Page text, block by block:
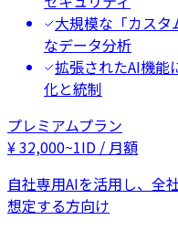
大規模な「カス
なデータ分析
拡張されたAI機能
化と統制
プレミアムプラン
¥32,000~1ID / 月額
自社専用AIを活用し、全
想定する方向け